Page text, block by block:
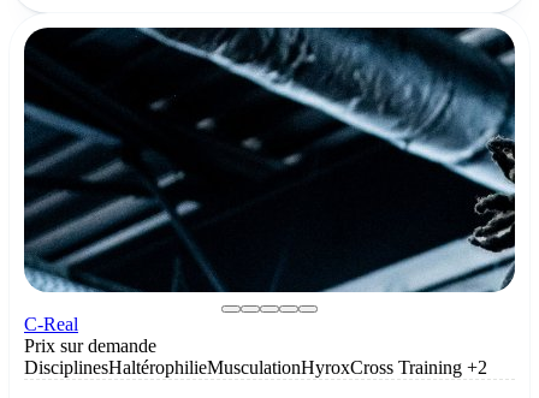
C-Real
Prix sur demande
DisciplinesHaltérophilieMusculationHyroxCross Training +2